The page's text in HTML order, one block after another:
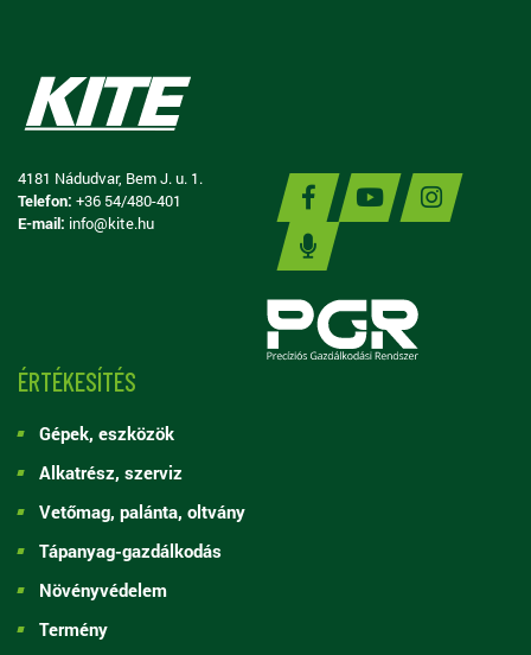
4181 Nádudvar, Bem J. u. 1.
Telefon: +36 54/480-401
E-mail: info@kite.hu
ÉRTÉKESÍTÉS
Gépek, eszközök
Alkatrész, szerviz
Vetőmag, palánta, oltvány
Tápanyag-gazdálkodás
Növényvédelem
Termény